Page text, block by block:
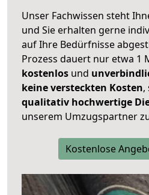
Unser Fachwissen steht
und Sie erhalten gerne
auf Ihre Bedürfnisse
Prozess dauert nur etwa 1
kostenlos und
keine versteckten Kosten,
qualitativ hochwertige
unserem Umzugspartner
Kostenlose